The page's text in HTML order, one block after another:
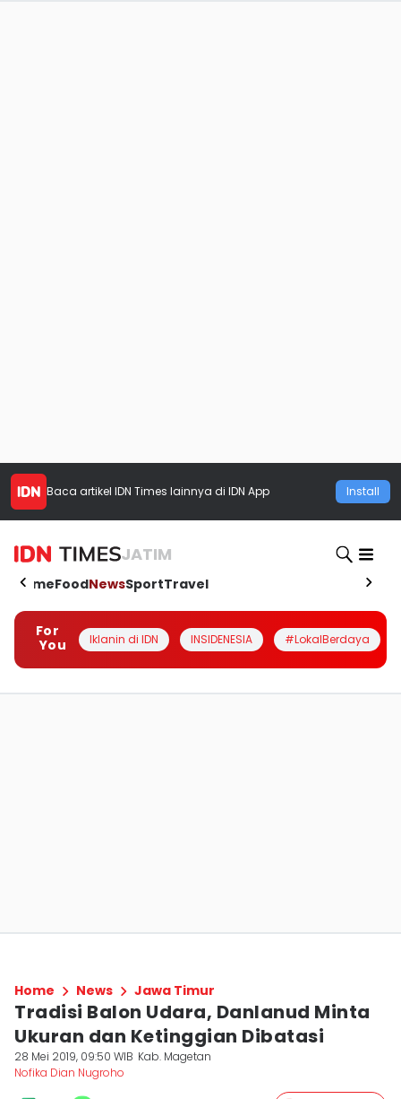
Baca artikel IDN Times lainnya di IDN App Install
JATIM
HomeFoodNewsSportTravel
For
You
Iklanin di IDN INSIDENESIA #LokalBerdaya
Home News Jawa Timur
Tradisi Balon Udara, Danlanud Minta
Ukuran dan Ketinggian Dibatasi
28 Mei 2019, 09:50 WIB Kab. Magetan
Nofika Dian Nugroho